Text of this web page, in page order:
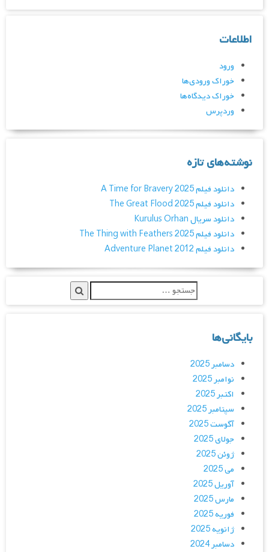
اطلاعات
ورود
خوراک ورودی‌ها
خوراک دیدگاه‌ها
وردپرس
نوشته‌های تازه
دانلود فیلم A Time for Bravery 2025
دانلود فیلم The Great Flood 2025
دانلود سریال Kurulus Orhan
دانلود فیلم The Thing with Feathers 2025
دانلود فیلم Adventure Planet 2012
بایگانی‌ها
دسامبر 2025
نوامبر 2025
اکتبر 2025
سپتامبر 2025
آگوست 2025
جولای 2025
ژوئن 2025
می 2025
آوریل 2025
مارس 2025
فوریه 2025
ژانویه 2025
دسامبر 2024